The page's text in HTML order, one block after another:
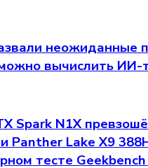
неожиданные
вычислить ИИ-
Spark N1X
Panther Lake X9
тесте